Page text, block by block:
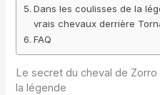
Dans les coulisses de la
vrais chevaux derrière
FAQ
Le secret du cheval de
la légende